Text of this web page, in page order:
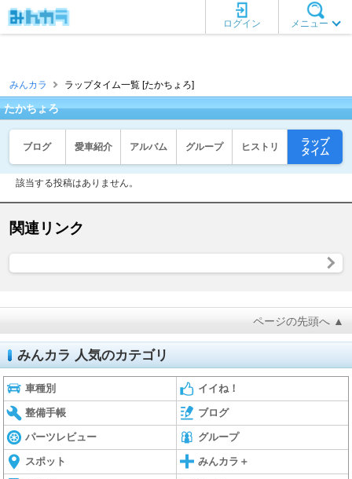
メニュー
ログイン
みんカラ ラップタイム一覧 [たかちょろ]
たかちょろ
ブログ 愛車紹介 アルバム グループ ヒストリ
ラップ
タイム
該当する投稿はありません。
関連リンク
ページの先頭へ ▲
みんカラ 人気のカテゴリ
車種別 イイね！
整備手帳 ブログ
パーツレビュー グループ
スポット みんカラ＋